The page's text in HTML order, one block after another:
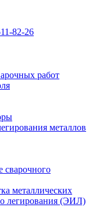
82-26
работ
металлов
сварочного
металлических
легирования (ЭИЛ)